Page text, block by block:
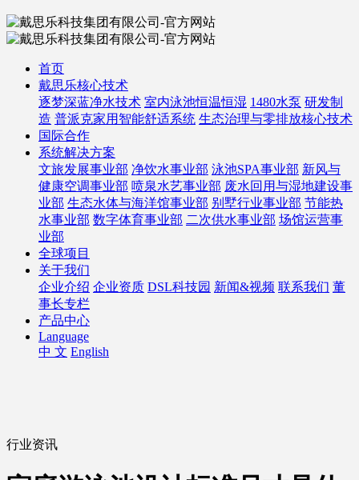
首页
戴思乐核心技术
逐梦深蓝净水技术 室内泳池恒温恒湿 1480水泵 研发制
造 普派克家用智能舒适系统 生态治理与零排放核心技术
国际合作
系统解决方案
文旅发展事业部 净饮水事业部 泳池SPA事业部 新风与
健康空调事业部 喷泉水艺事业部 废水回用与湿地建设事
业部 生态水体与海洋馆事业部 别墅行业事业部 节能热
水事业部 数字体育事业部 二次供水事业部 场馆运营事
业部
全球项目
关于我们
企业介绍 企业资质 DSL科技园 新闻&视频 联系我们 董
事长专栏
产品中心
Language
中 文 English
行业资讯